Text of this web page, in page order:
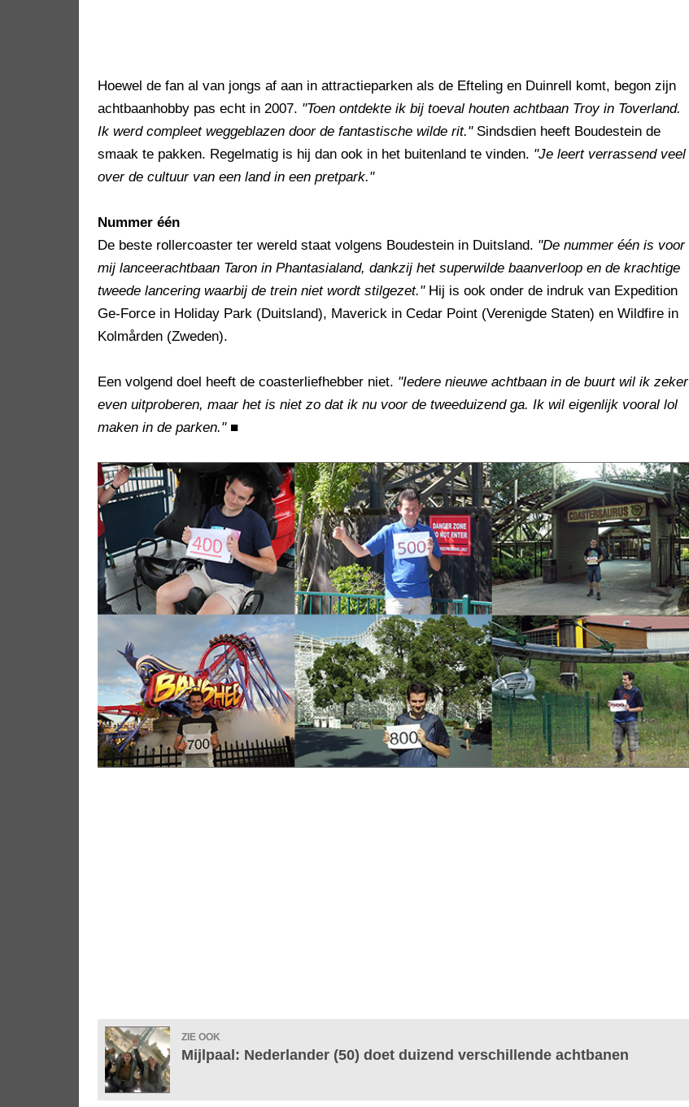
Hoewel de fan al van jongs af aan in attractieparken als de Efteling en Duinrell komt, begon zijn
achtbaanhobby pas echt in 2007. "Toen ontdekte ik bij toeval houten achtbaan Troy in Toverland.
Ik werd compleet weggeblazen door de fantastische wilde rit."Sindsdien heeft Boudestein de
smaak te pakken. Regelmatig is hij dan ook in het buitenland te vinden. "Je leert verrassend veel
over de cultuur van een land in een pretpark."
Nummer één
De beste rollercoaster ter wereld staat volgens Boudestein in Duitsland. "De nummer één is voor
mij lanceerachtbaan Taron in Phantasialand, dankzij het superwilde baanverloop en de krachtige
tweede lancering waarbij de trein niet wordt stilgezet."Hij is ook onder de indruk van Expedition
Ge-Force in Holiday Park (Duitsland), Maverick in Cedar Point (Verenigde Staten) en Wildfire in
Kolmården (Zweden).
Een volgend doel heeft de coasterliefhebber niet. "Iedere nieuwe achtbaan in de buurt wil ik zeker
even uitproberen, maar het is niet zo dat ik nu voor de tweeduizend ga. Ik wil eigenlijk vooral lol
maken in de parken." ■
ZIE OOK
Mijlpaal: Nederlander (50) doet duizend verschillende achtbanen